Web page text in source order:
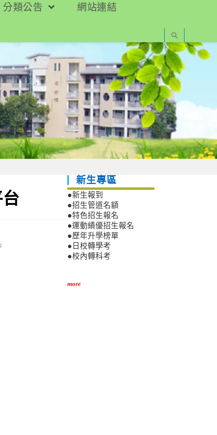
分類公告
網站連結
新生專區
●新生報到
●招生管道名額
●特色招生報名
●運動績優招生報名
●歷年升學榜單
●日校轉學考
●校內轉科考
more